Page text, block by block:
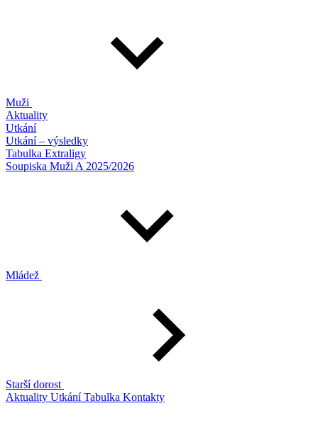
Muži
Aktuality
Utkání
Utkání – výsledky
Tabulka Extraligy
Soupiska Muži A 2025/2026
Mládež
Starší dorost
Aktuality UtkáníTabulka Kontakty